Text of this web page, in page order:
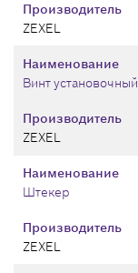
Производитель
ZEXEL
Производитель
ZEXEL
Наименование
Винт установочный
Производитель
ZEXEL
Наименование
Штекер